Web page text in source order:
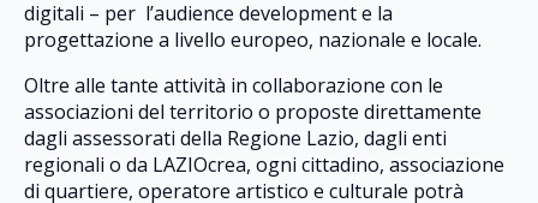
digitali – per l’audience development e la
progettazione a livello europeo, nazionale e locale.
Oltre alle tante attività in collaborazione con le
associazioni del territorio o proposte direttamente
dagli assessorati della Regione Lazio, dagli enti
regionali o da LAZIOcrea, ogni cittadino, associazione
di quartiere, operatore artistico e culturale potrà